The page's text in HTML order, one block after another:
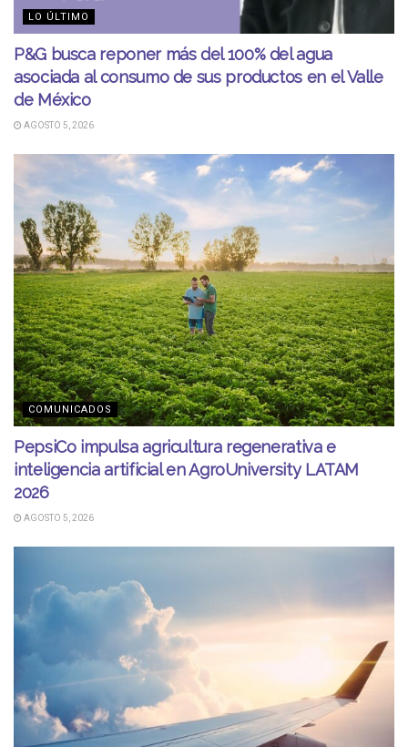
LO ÚLTIMO
P&G busca reponer más del 100% del agua
asociada al consumo de sus productos en el Valle
de México
AGOSTO 5, 2026
COMUNICADOS
PepsiCo impulsa agricultura regenerativa e
inteligencia artificial en AgroUniversity LATAM
2026
AGOSTO 5, 2026